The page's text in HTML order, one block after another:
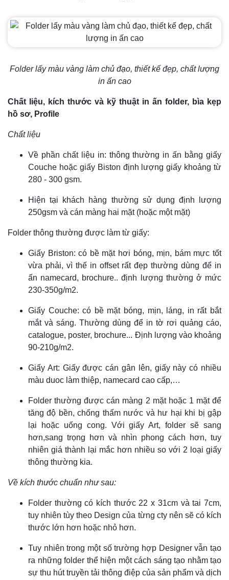
Folder lấy màu vàng làm chủ đạo, thiết kế đẹp, chất lượng
in ấn cao
Chất liệu, kích thước và kỹ thuật in ấn folder, bìa kẹp
hồ sơ, Profile
Chất liệu
Về phần chất liệu in: thông thường in ấn bằng giấy
Couche hoặc giấy Biston định lượng giấy khoảng từ
280 - 300 gsm.
Hiện tại khách hàng thường sử dụng định lượng
250gsm và cán màng hai mặt (hoặc một mặt)
Folder thông thường được làm từ giấy:
Giấy Briston: có bề mặt hơi bóng, mịn, bám mực tốt
vừa phải, vì thế in offset rất đẹp thường dùng để in
ấn namecard, brochure.. định lượng thường ở mức
230-350g/m2.
Giấy Couche: có bề mặt bóng, mịn, láng, in rất bắt
mắt và sáng. Thường dùng để in tờ rơi quảng cáo,
catalogue, poster, brochure... Định lượng vào khoảng
90-210g/m2.
Giấy Art: Giấy được cán gân lên, giấy này có nhiều
màu duoc làm thiệp, namecard cao cấp,…
Folder thường được cán màng 2 mặt hoặc 1 mặt để
tăng độ bền, chống thấm nước và hư hại khi bị gập
lại hoặc uống cong. Với giấy Art, folder sẽ sang
hơn,sang trọng hơn và nhìn phong cách hơn, tuy
nhiên giá thành lại mắc hơn nhiều so với 2 loại giấy
thông thường kia.
Về kích thước chuẩn như sau:
Folder thường có kích thước 22 x 31cm và tai 7cm,
tuy nhiên tùy theo Design của từng cty nên sẽ có kích
thước lớn hơn hoặc nhỏ hơn.
Tuy nhiên trong một số trường hợp Designer vẫn tạo
ra những folder thể hiện một cách sáng tạo nhằm tạo
sự thu hút truyền tải thông điệp của sản phẩm và dịch